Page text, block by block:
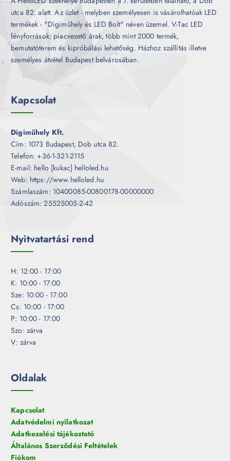
utca 82. alatt. Az üzlet - melyben személyesen is vásárolhatóak LED
termékek - "Digiműhely és LED Bolt" néven üzemel. V-Tac LED
fényforrások, piacvezető árak, több mint 2000 termék,
bemutatóterem és kipróbálási lehetőség. Házhoz szállítás illetve
személyes átvétel Budapest belvárosában.
Kapcsolat
Digiműhely Kft.
Cím: 1073 Budapest, Dob utca 82.
Telefon: +36-1-321-2115
E-mail: hello [kukac] helloled.hu
Web: https://www.helloled.hu
Számlaszám: 10400085-00800178-00000000
Adószám: 25525005-2-42
Nyitvatartási rend
H: 12:00 - 17:00
K: 10:00 - 17:00
Sze: 10:00 - 17:00
Cs: 10:00 - 17:00
P: 10:00 - 17:00
Szo: zárva
V: zárva
Oldalak
Kapcsolat
Adatvédelmi nyilatkozat
Adatkezelési tájékoztató
Általános Szerződési Feltételek
Fiókom